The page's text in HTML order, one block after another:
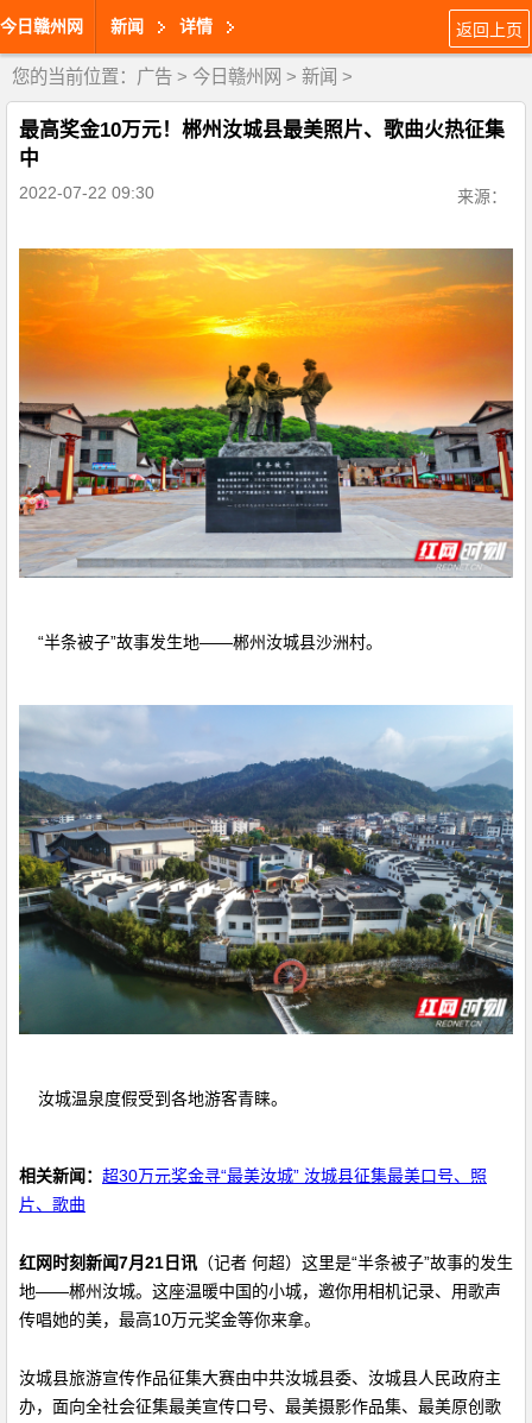
今日赣州网 新闻 详情 返回上页
您的当前位置： 广告 > 今日赣州网 > 新闻 >
最高奖金10万元！郴州汝城县最美照片、歌曲火热征集
中
2022-07-22 09:30 来源：
“半条被子”故事发生地——郴州汝城县沙洲村。
汝城温泉度假受到各地游客青睐。
相关新闻： 超30万元奖金寻“最美汝城” 汝城县征集最美口号、照
片、歌曲
红网时刻新闻7月21日讯 （记者 何超）这里是“半条被子”故事的发生
地——郴州汝城。这座温暖中国的小城，邀你用相机记录、用歌声
传唱她的美，最高10万元奖金等你来拿。
汝城县旅游宣传作品征集大赛由中共汝城县委、汝城县人民政府主
办，面向全社会征集最美宣传口号、最美摄影作品集、最美原创歌